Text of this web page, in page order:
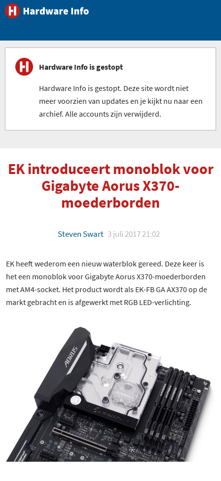
Hardware Info is gestopt
Hardware Info is gestopt. Deze site wordt niet
meer voorzien van updates en je kijkt nu naar een
archief. Alle accounts zijn verwijderd.
EK introduceert monoblok voor
Gigabyte Aorus X370-
moederborden
Steven Swart 3 juli 2017 21:02
EK heeft wederom een nieuw waterblok gereed. Deze keer is
het een monoblok voor Gigabyte Aorus X370-moederborden
met AM4-socket. Het product wordt als EK-FB GA AX370 op de
markt gebracht en is afgewerkt met RGB LED-verlichting.